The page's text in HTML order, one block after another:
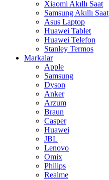
Xiaomi Akıllı Saat
Samsung Akıllı Saat
Asus Laptop
Huawei Tablet
Huawei Telefon
Stanley Termos
Markalar
Apple
Samsung
Dyson
Anker
Arzum
Braun
Casper
Huawei
JBL
Lenovo
Omix
Philips
Realme